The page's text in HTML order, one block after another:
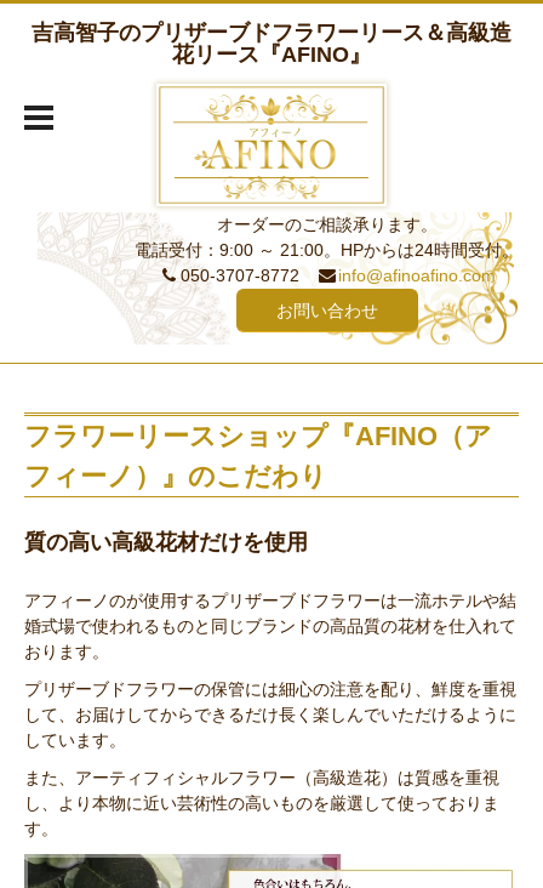
吉高智子のプリザーブドフラワーリース＆高級造
花リース『AFINO』
オーダーのご相談承ります。
電話受付：9:00 ～ 21:00。HPからは24時間受付。
050-3707-8772
info@afinoafino.com
お問い合わせ
フラワーリースショップ『AFINO（ア
フィーノ）』のこだわり
質の高い高級花材だけを使用
アフィーノのが使用するプリザーブドフラワーは一流ホテルや結
婚式場で使われるものと同じブランドの高品質の花材を仕入れて
おります。
プリザーブドフラワーの保管には細心の注意を配り、鮮度を重視
して、お届けしてからできるだけ長く楽しんでいただけるように
しています。
また、アーティフィシャルフラワー（高級造花）は質感を重視
し、より本物に近い芸術性の高いものを厳選して使っておりま
す。